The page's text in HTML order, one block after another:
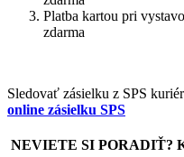
Platba kartou pri
zdarma
Sledovať zásielku z SPS
online zásielku SPS
NEVIETE SI PORADIŤ?